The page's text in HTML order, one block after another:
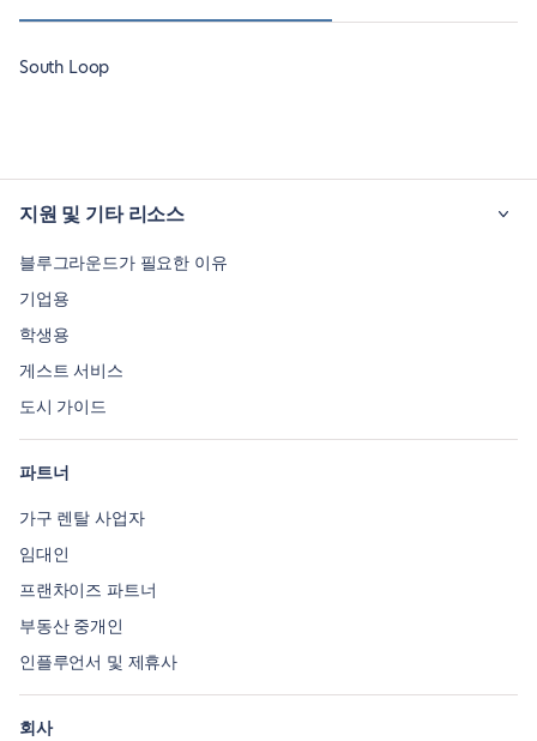
South Loop
지원 및 기타 리소스
블루그라운드가 필요한 이유
기업용
학생용
게스트 서비스
도시 가이드
파트너
가구 렌탈 사업자
임대인
프랜차이즈 파트너
부동산 중개인
인플루언서 및 제휴사
회사